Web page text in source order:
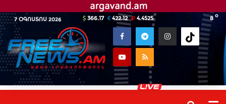
7 ՕԳՈՍՏՈՍ 2026 8 o
366.17 422.12 4.4525